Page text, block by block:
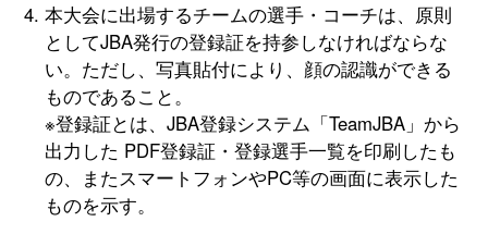
本大会に出場するチームの選手・コーチは、原則
としてJBA発行の登録証を持参しなければならな
い。ただし、写真貼付により、顔の認識ができる
ものであること。
※登録証とは、JBA登録システム「TeamJBA」から
出力した PDF登録証・登録選手一覧を印刷したも
の、またスマートフォンやPC等の画面に表示した
ものを示す。